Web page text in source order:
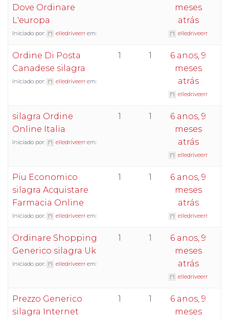
Dove Ordinare
L'europa
Iniciado por: elledriveerr em:
meses
atrás
elledriveerr
Ordine Di Posta
Canadese silagra
Iniciado por: elledriveerr em:
1 1
6 anos, 9
meses
atrás
elledriveerr
silagra Ordine
Online Italia
Iniciado por: elledriveerr em:
1 1
6 anos, 9
meses
atrás
elledriveerr
Piu Economico
silagra Acquistare
Farmacia Online
Iniciado por: elledriveerr em:
1 1
6 anos, 9
meses
atrás
elledriveerr
Ordinare Shopping
Generico silagra Uk
Iniciado por: elledriveerr em:
1 1
6 anos, 9
meses
atrás
elledriveerr
Prezzo Generico
silagra Internet
1 1
6 anos, 9
meses